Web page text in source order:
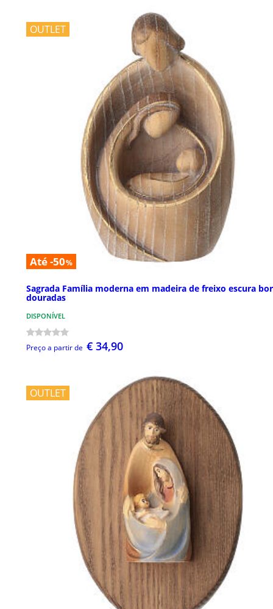
OUTLET
Até -50%
Sagrada Família moderna em madeira de freixo escura
douradas
DISPONÍVEL
Preço a partir de € 34,90
OUTLET